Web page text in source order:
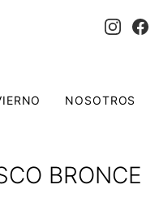
NOSOTROS
BRONCE